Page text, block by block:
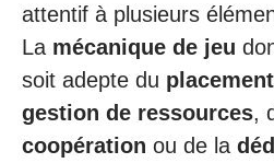
attentif à plusieurs
La mécanique de jeu
soit adepte du
gestion de ressources,
coopération ou de la